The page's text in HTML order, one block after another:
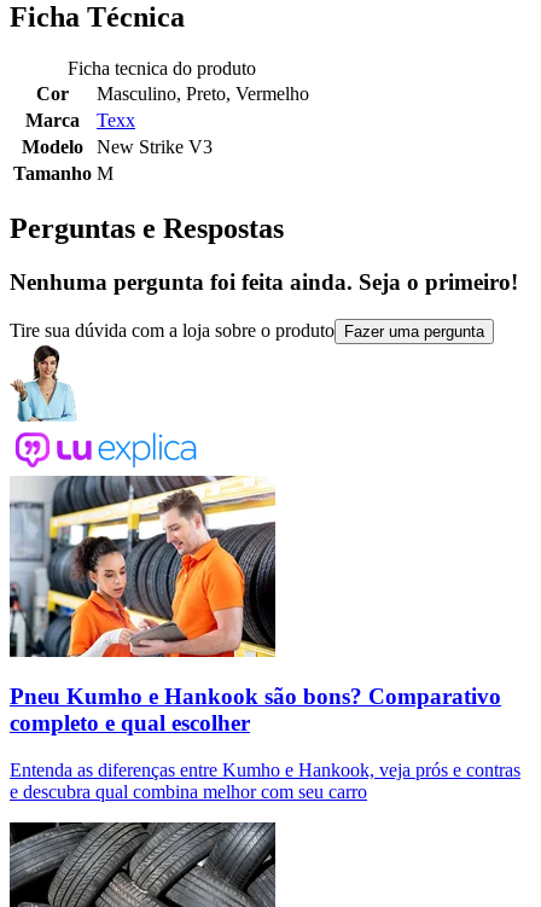
Ficha Técnica
Ficha tecnica do produto
Cor
Masculino, Preto, Vermelho
Marca
Texx
Modelo
New Strike V3
Tamanho M
Perguntas e Respostas
Nenhuma pergunta foi feita ainda. Seja o primeiro!
Tire sua dúvida com a loja sobre o produto Fazer uma pergunta
Pneu Kumho e Hankook são bons? Comparativo
completo e qual escolher
Entenda as diferenças entre Kumho e Hankook, veja prós e contras
e descubra qual combina melhor com seu carro